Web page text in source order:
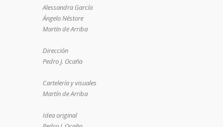
Alessandra García
Ángelo Néstore
Martín de Arriba
Dirección
Pedro J. Ocaña
Cartelería y visuales
Martín de Arriba
Idea original